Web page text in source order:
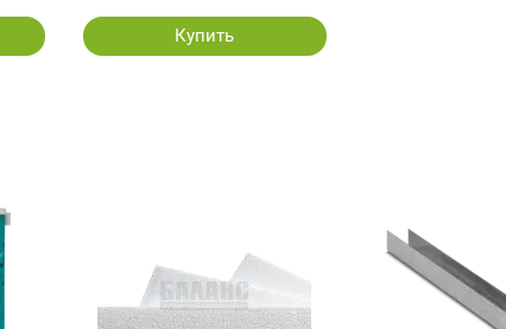
Купить